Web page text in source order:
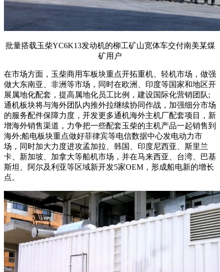
批量搭载玉柴YC6K13发动机的柳工矿山宽体车交付南美某煤
矿用户
在市场方面，玉柴商用车板块重点开拓重机、轻机市场，做强
做大东南亚、非洲等市场，同时在欧洲、印度等国家和地区开
展属地化配套，提高属地化员工比例，建设国际化营销团队;
通机板块将与海外团队内推外拉继续协同作战，加强细分市场
的服务配件保障力度，开发更多通机海外主机厂配套项目，新
增海外销售渠道，力争把一些配套玉柴的主机产品一起销售到
海外;船电板块重点做好菲律宾等电信数据中心发电动力市
场，同时加大力度进攻孟加拉、韩国、印度尼西亚、斯里兰
卡、新加坡、加拿大等船机市场，并在马来西亚、台湾、巴基
斯坦、阿尔及利亚等区域新开发5家OEM，形成船电新的增长
点。